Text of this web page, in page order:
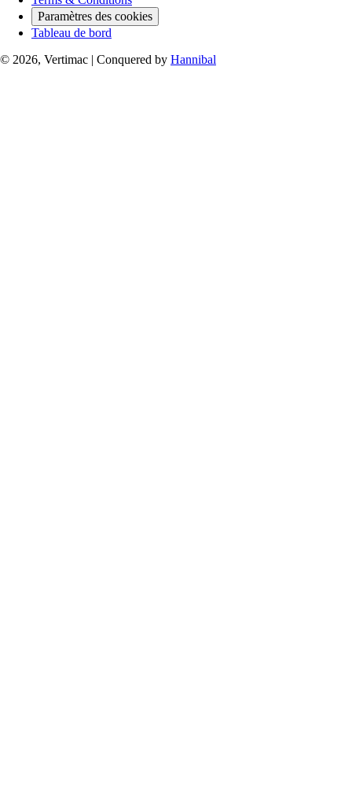
Paramètres des cookies
Tableau de bord
© 2026, Vertimac | Conquered by Hannibal